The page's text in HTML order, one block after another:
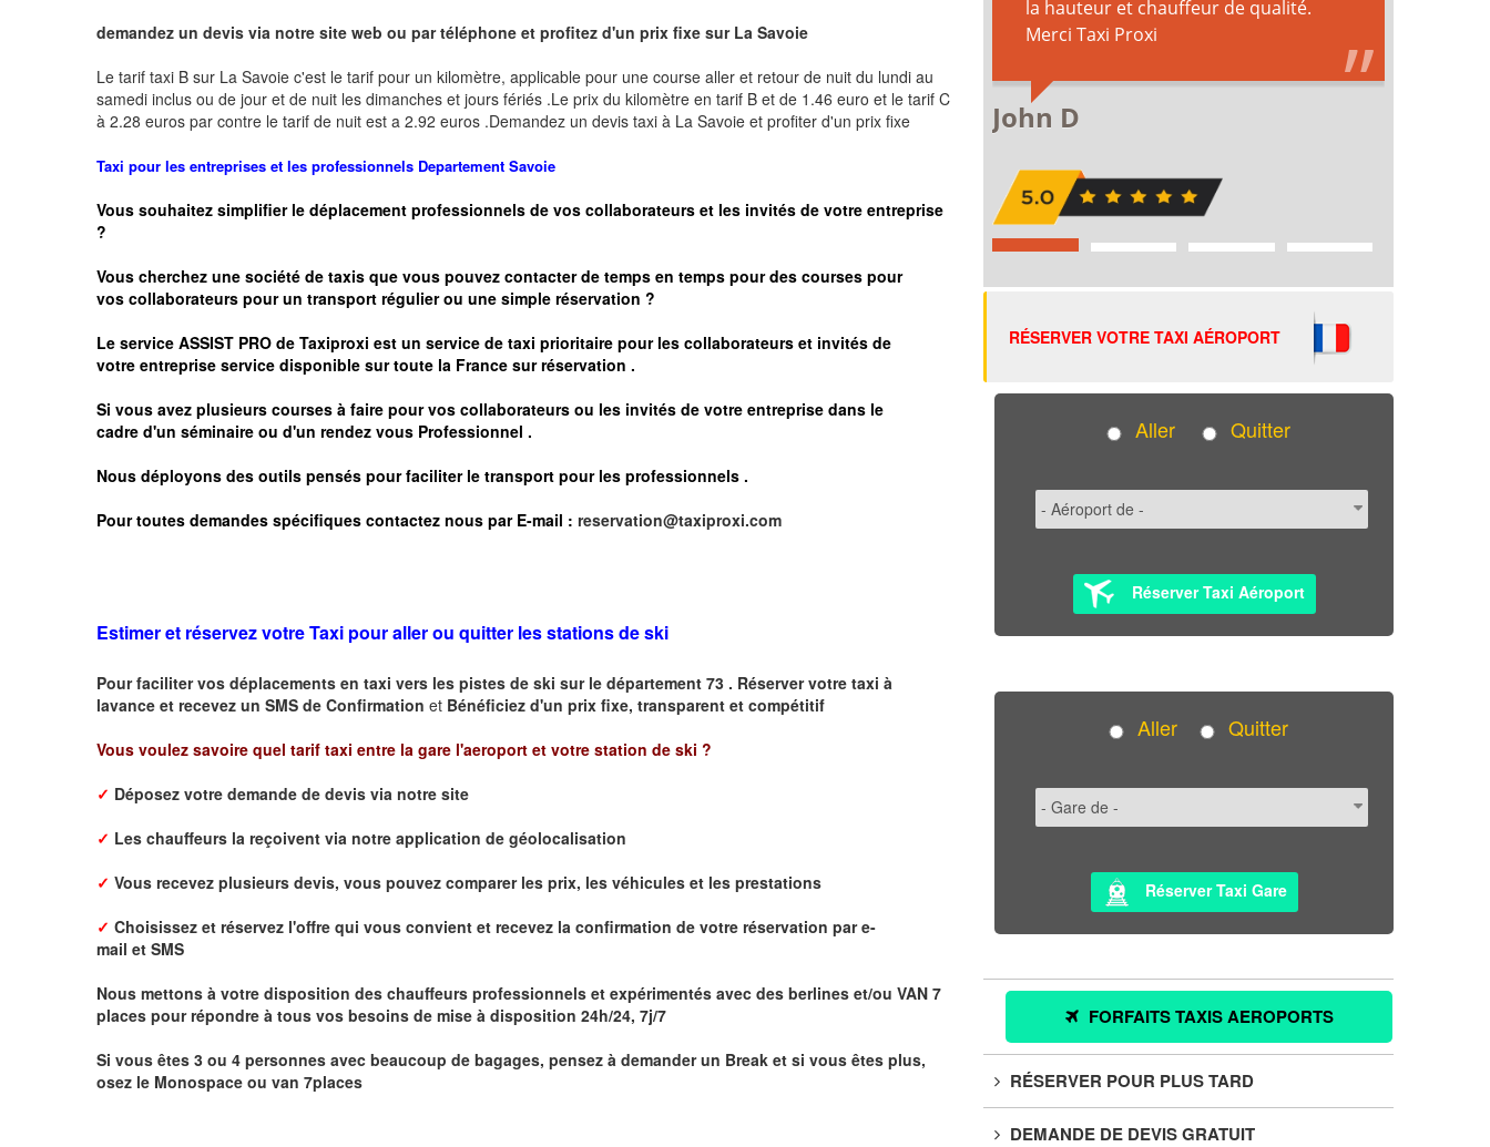
demandez un devis via notre site web ou par téléphone et profitez d'un prix fixe sur La Savoie
Le tarif taxi B sur La Savoie c'est le tarif pour un kilomètre, applicable pour une course aller et retour de nuit du lundi au
samedi inclus ou de jour et de nuit les dimanches et jours fériés .Le prix du kilomètre en tarif B et de 1.46 euro et le tarif C
à 2.28 euros par contre le tarif de nuit est a 2.92 euros .Demandez un devis taxi à La Savoie et profiter d'un prix fixe
Taxi pour les entreprises et les professionnels Departement Savoie
Vous souhaitez simplifier le déplacement professionnels de vos collaborateurs et les invités de votre entreprise
?
Vous cherchez une société de taxis que vous pouvez contacter de temps en temps pour des courses pour
vos collaborateurs pour un transport régulierou une simple réservation ?
Le service ASSIST PRO de Taxiproxi est un service de taxi prioritaire pour les collaborateurs et invités de
votre entreprise service disponible sur toute la France sur réservation .
Si vous avez plusieurs courses à faire pour vos collaborateurs ou les invités de votre entreprise dans le
cadre d'un séminaire ou d'un rendez vous Professionnel .
Nous déployons des outils pensés pour faciliter le transport pour les professionnels .
Pour toutes demandes spécifiques contactez nous parE-mail : reservation@taxiproxi.com
Estimer et réservez votre Taxi pour aller ou quitter les stations de ski
Pour faciliter vos déplacements en taxi vers les pistes de ski sur le département 73 . Réserver votre taxi à
lavance et recevez un SMS de Confirmation et Bénéficiez d'un prix fixe, transparent et compétitif
Vous voulez savoire quel tarif taxi entre la gare l'aeroport et votre station de ski ?
✓ Déposez votre demande de devis via notre site
✓ Les chauffeurs la reçoivent via notre application de géolocalisation
✓ Vous recevez plusieurs devis, vous pouvez comparer les prix, les véhicules et les prestations
✓ Choisissez et réservez l'offre qui vous convient et recevez la confirmation de votre réservation pare-
mail et SMS
Nous mettons à votre disposition des chauffeurs professionnels et expérimentés avec des berlines et/ou VAN 7
places pour répondre à tous vos besoins de mise à disposition 24h/24, 7j/7
Si vous êtes 3 ou 4 personnes avec beaucoup de bagages, pensez à demander un Break et si vous êtes plus,
osez le Monospace ou van 7places
RÉSERVER VOTRE TAXI AÉROPORT
Aller Quitter
Réserver Taxi Aéroport
Aller Quitter
Réserver Taxi Gare
FORFAITS TAXIS AEROPORTS
RÉSERVER POUR PLUS TARD
DEMANDE DE DEVIS GRATUIT